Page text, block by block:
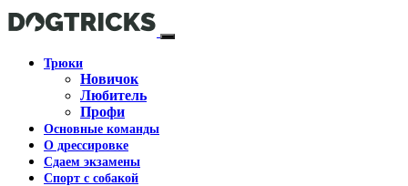
Трюки
Новичок
Любитель
Профи
Основные команды
О дрессировке
Сдаем экзамены
Спорт с собакой